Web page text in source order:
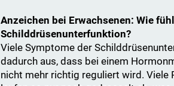
Anzeichen bei Erwachsenen: Wie
Schilddrüsenunterfunktion?
Viele Symptome der
dadurch aus, dass bei einem
nicht mehr richtig reguliert wird. Viele